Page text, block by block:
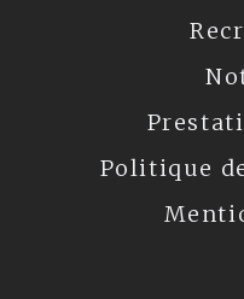
Politique